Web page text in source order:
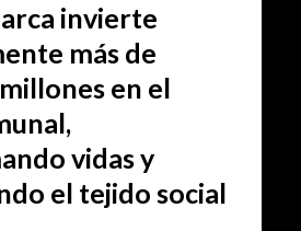
invierte
más de
en el
vidas y
el tejido social